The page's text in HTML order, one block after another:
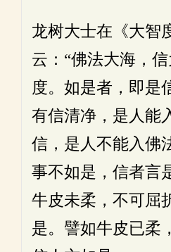
龙树大士在《大智
云：“佛法大海，
度。如是者，即是
有信清净，是人能
信，是人不能入佛
事不如是，信者言
牛皮未柔，不可屈
是。譬如牛皮已柔